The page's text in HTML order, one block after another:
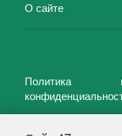
О сайте
Политика